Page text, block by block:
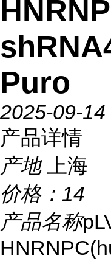
Puro
2025-09-14
产品详情
产地
上海
价格： 14
产品名称